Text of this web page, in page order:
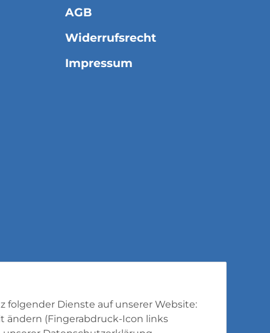
AGB
Widerrufsrecht
Impressum
folgender Dienste auf unserer Website:
ändern (Fingerabdruck-Icon links